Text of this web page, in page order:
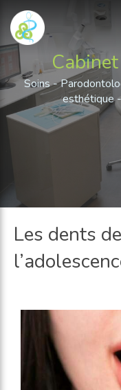
Soins -
esthétique
Les dents